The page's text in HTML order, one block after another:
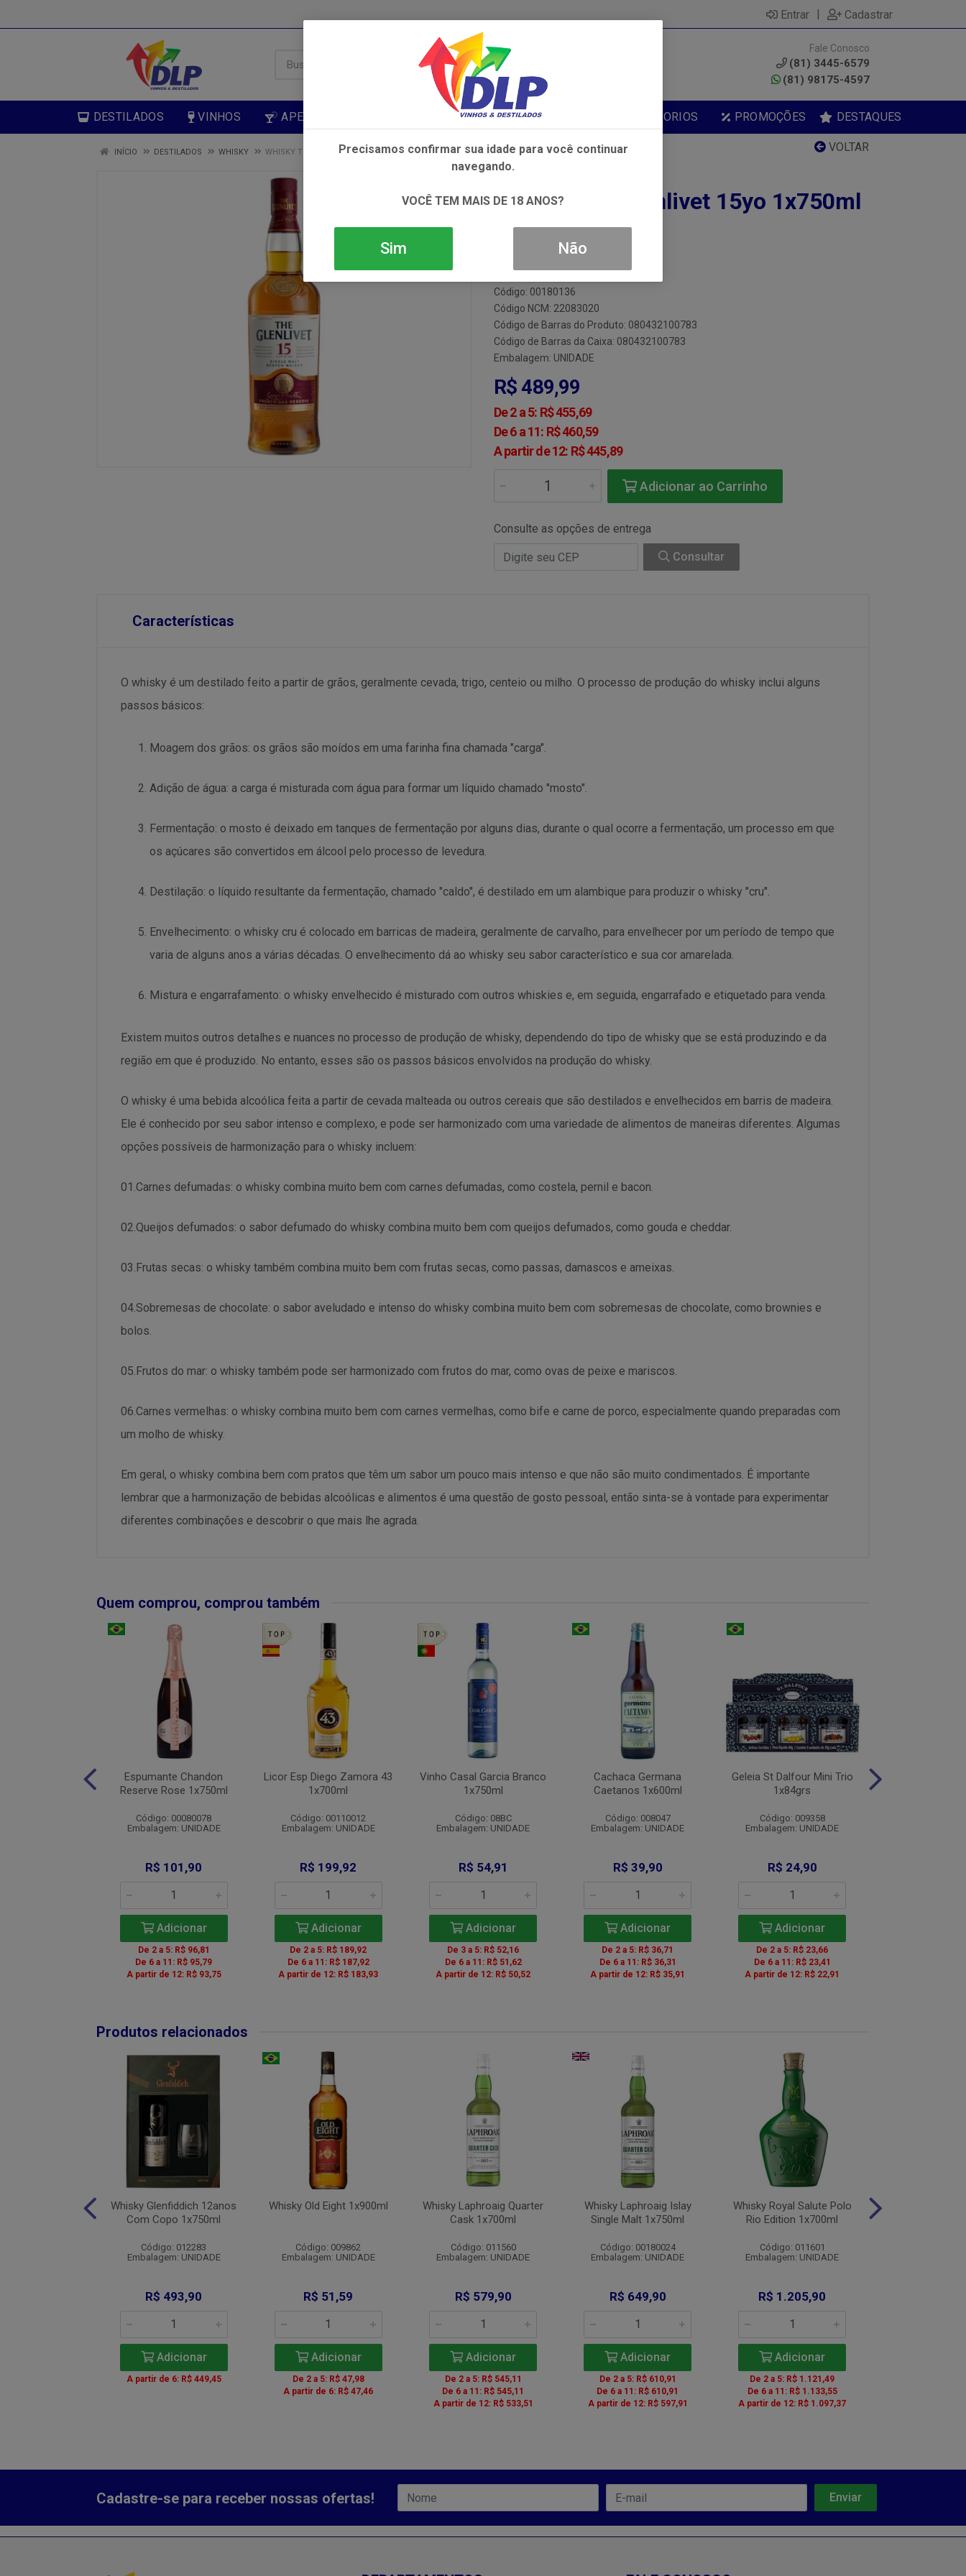
Entrar | Cadastrar
Fale Conosco
(81) 3445-6579
(81) 98175-4597
DESTILADOS VINHOS APERITIVOS NÃO ALCOÓLICOS ALIMENTOS ACESSORIOS PROMOÇÕES DESTAQUES
VOLTAR
INÍCIO DESTILADOS WHISKY WHISKY THE GLENLIVET 15YO 1X750ML
Whisky The Glenlivet 15yo 1x750ml
Em Estoque
Código: 00180136
Código NCM: 22083020
Código de Barras do Produto: 080432100783
Código de Barras da Caixa: 080432100783
Embalagem: UNIDADE
R$ 489,99
De 2 a 5: R$ 455,69
De 6 a 11: R$ 460,59
A partir de 12: R$ 445,89
Adicionar ao Carrinho
Consulte as opções de entrega
Consultar
Características
O whisky é um destilado feito a partir de grãos, geralmente cevada, trigo, centeio ou milho. O processo de produção do whisky inclui alguns
passos básicos:
Moagem dos grãos: os grãos são moídos em uma farinha fina chamada "carga".
Adição de água: a carga é misturada com água para formar um líquido chamado "mosto".
Fermentação: o mosto é deixado em tanques de fermentação por alguns dias, durante o qual ocorre a fermentação, um processo em que
os açúcares são convertidos em álcool pelo processo de levedura.
Destilação: o líquido resultante da fermentação, chamado "caldo", é destilado em um alambique para produzir o whisky "cru".
Envelhecimento: o whisky cru é colocado em barricas de madeira, geralmente de carvalho, para envelhecer por um período de tempo que
varia de alguns anos a várias décadas. O envelhecimento dá ao whisky seu sabor característico e sua cor amarelada.
Mistura e engarrafamento: o whisky envelhecido é misturado com outros whiskies e, em seguida, engarrafado e etiquetado para venda.
Existem muitos outros detalhes e nuances no processo de produção de whisky, dependendo do tipo de whisky que se está produzindo e da
região em que é produzido. No entanto, esses são os passos básicos envolvidos na produção do whisky.
O whisky é uma bebida alcoólica feita a partir de cevada malteada ou outros cereais que são destilados e envelhecidos em barris de madeira.
Ele é conhecido por seu sabor intenso e complexo, e pode ser harmonizado com uma variedade de alimentos de maneiras diferentes. Algumas
opções possíveis de harmonização para o whisky incluem:
01.Carnes defumadas: o whisky combina muito bem com carnes defumadas, como costela, pernil e bacon.
02.Queijos defumados: o sabor defumado do whisky combina muito bem com queijos defumados, como gouda e cheddar.
03.Frutas secas: o whisky também combina muito bem com frutas secas, como passas, damascos e ameixas.
04.Sobremesas de chocolate: o sabor aveludado e intenso do whisky combina muito bem com sobremesas de chocolate, como brownies e
bolos.
05.Frutos do mar: o whisky também pode ser harmonizado com frutos do mar, como ovas de peixe e mariscos.
06.Carnes vermelhas: o whisky combina muito bem com carnes vermelhas, como bife e carne de porco, especialmente quando preparadas com
um molho de whisky.
Em geral, o whisky combina bem com pratos que têm um sabor um pouco mais intenso e que não são muito condimentados. É importante
lembrar que a harmonização de bebidas alcoólicas e alimentos é uma questão de gosto pessoal, então sinta-se à vontade para experimentar
diferentes combinações e descobrir o que mais lhe agrada.
Quem comprou, comprou também
Espumante Chandon
Reserve Rose 1x750ml
Código: 00080078
Embalagem: UNIDADE
R$ 101,90
Adicionar
De 2 a 5: R$ 96,81
De 6 a 11: R$ 95,79
A partir de 12: R$ 93,75
Licor Esp Diego Zamora 43
1x700ml
Código: 00110012
Embalagem: UNIDADE
R$ 199,92
Adicionar
De 2 a 5: R$ 189,92
De 6 a 11: R$ 187,92
A partir de 12: R$ 183,93
Vinho Casal Garcia Branco
1x750ml
Código: 08BC
Embalagem: UNIDADE
R$ 54,91
Adicionar
De 3 a 5: R$ 52,16
De 6 a 11: R$ 51,62
A partir de 12: R$ 50,52
Cachaca Germana
Caetanos 1x600ml
Código: 008047
Embalagem: UNIDADE
R$ 39,90
Adicionar
De 2 a 5: R$ 36,71
De 6 a 11: R$ 36,31
A partir de 12: R$ 35,91
Geleia St Dalfour Mini Trio
1x84grs
Código: 009358
Embalagem: UNIDADE
R$ 24,90
Adicionar
De 2 a 5: R$ 23,66
De 6 a 11: R$ 23,41
A partir de 12: R$ 22,91
Produtos relacionados
Daniels Sinatra
Whisky Glenfiddich 12anos
Com Copo 1x750ml
Código: 012283
Embalagem: UNIDADE
R$ 493,90
Adicionar
A partir de 6: R$ 449,45
Whisky Old Eight 1x900ml
Código: 009862
Embalagem: UNIDADE
R$ 51,59
Adicionar
De 2 a 5: R$ 47,98
A partir de 6: R$ 47,46
Whisky Laphroaig Quarter
Cask 1x700ml
Código: 011560
Embalagem: UNIDADE
R$ 579,90
Adicionar
De 2 a 5: R$ 545,11
De 6 a 11: R$ 545,11
A partir de 12: R$ 533,51
Whisky Laphroaig Islay
Single Malt 1x750ml
Código: 00180024
Embalagem: UNIDADE
R$ 649,90
Adicionar
De 2 a 5: R$ 610,91
De 6 a 11: R$ 610,91
A partir de 12: R$ 597,91
Whisky Royal Salute Polo
Rio Edition 1x700ml
Código: 011601
Embalagem: UNIDADE
R$ 1.205,90
Adicionar
De 2 a 5: R$ 1.121,49
De 6 a 11: R$ 1.133,55
A partir de 12: R$ 1.097,37
Cadastre-se para receber nossas ofertas!
Precisamos confirmar sua idade para você continuar
navegando.
VOCÊ TEM MAIS DE 18 ANOS?
Sim Não